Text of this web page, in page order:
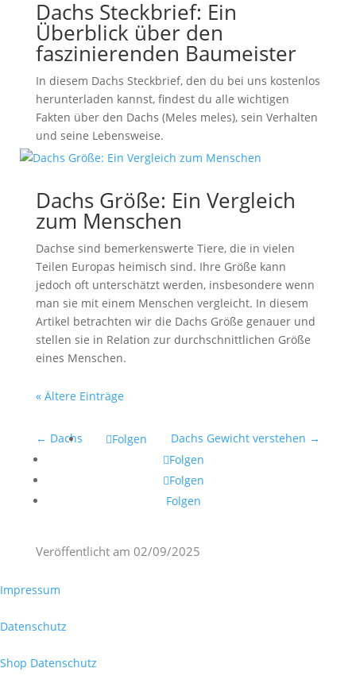
Dachs Steckbrief: Ein
Überblick über den
faszinierenden Baumeister
In diesem Dachs Steckbrief, den du bei uns kostenlos
herunterladen kannst, findest du alle wichtigen
Fakten über den Dachs (Meles meles), sein Verhalten
und seine Lebensweise.
Dachs Größe: Ein Vergleich
zum Menschen
Dachse sind bemerkenswerte Tiere, die in vielen
Teilen Europas heimisch sind. Ihre Größe kann
jedoch oft unterschätzt werden, insbesondere wenn
man sie mit einem Menschen vergleicht. In diesem
Artikel betrachten wir die Dachs Größe genauer und
stellen sie in Relation zur durchschnittlichen Größe
eines Menschen.
« Ältere Einträge
← Dachs Dachs Gewicht verstehen →
Folgen
Folgen
Folgen
Folgen
Veröffentlicht am 02/09/2025
Impressum
Datenschutz
Shop Datenschutz